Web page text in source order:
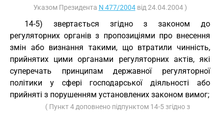
Указом Президента N 477/2004від 24.04.2004 )
14-5) звертається згідно з законом до
регуляторних органів з пропозиціями про внесення
змін або визнання такими, що втратили чинність,
прийнятих цими органами регуляторних актів, які
суперечать принципам державної регуляторної
політики у сфері господарської діяльності або
прийняті з порушенням установлених законом вимог;
( Пункт 4 доповнено підпунктом 14-5 згідно з